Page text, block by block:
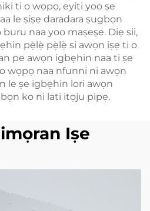
ti o wọpọ, eyiti yoo ṣe
le ṣiṣẹ daradara ṣugbọn
naa yoo maṣeṣe. Diẹ sii,
pẹ̀lẹ̀ pẹ̀lẹ̀ si awọn iṣẹ ti o
pe awọn igbẹhin naa ti ṣe
wọpọ naa nfunni ni awọn
le ṣe igbẹhin lori awọn
ko ni lati itọju pipẹ.
Iṣe